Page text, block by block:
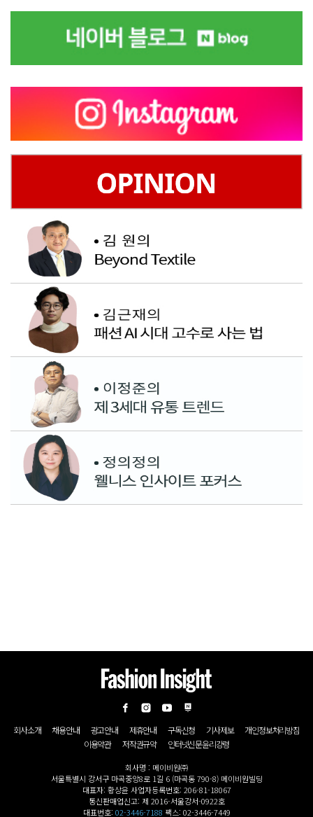
회사소개 채용안내 광고안내 제휴안내 구독신청 기사제보
개인정보처리방침
이용약관
저작권규약 인터넷신문윤리강령
회사명 : 메이비원㈜
서울특별시 강서구 마곡중앙8로 1길 6 (마곡동 790-8) 메이비원빌딩
대표자: 황상윤 사업자등록번호: 206-81-18067
통신판매업신고: 제 2016-서울강서-0922호
대표번호: 02-3446-7188 팩스: 02-3446-7449